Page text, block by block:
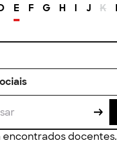
E F G H I J K
encontrados docentes.